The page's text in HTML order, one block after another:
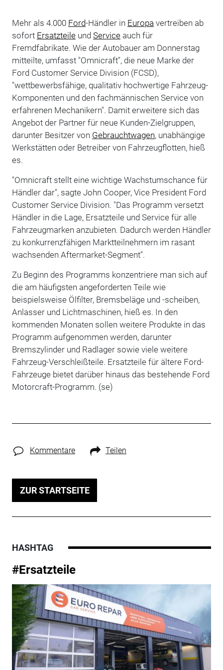
Mehr als 4.000 Ford-Händler in Europa vertreiben ab
sofort Ersatzteileund Serviceauch für
Fremdfabrikate. Wie der Autobauer am Donnerstag
mitteilte, umfasst "Omnicraft", die neue Marke der
Ford Customer Service Division (FCSD),
"wettbewerbsfähige, qualitativ hochwertige Fahrzeug-
Komponenten und den fachmännischen Service von
erfahrenen Mechanikern". Damit erweitere sich das
Angebot der Partner für neue Kunden-Zielgruppen,
darunter Besitzer von Gebrauchtwagen, unabhängige
Werkstätten oder Betreiber von Fahrzeugflotten, hieß
es.
"Omnicraft stellt eine wichtige Wachstumschance für
Händler dar", sagte John Cooper, Vice President Ford
Customer Service Division. "Das Programm versetzt
Händler in die Lage, Ersatzteile und Service für alle
Fahrzeugmarken anzubieten. Dadurch werden Händler
zu konkurrenzfähigen Marktteilnehmern im rasant
wachsenden Aftermarket-Segment".
Zu Beginn des Programms konzentriere man sich auf
die am häufigsten angeforderten Teile wie
beispielsweise Ölfilter, Bremsbeläge und -scheiben,
Anlasser und Lichtmaschinen, hieß es. In den
kommenden Monaten sollen weitere Produkte in das
Programm aufgenommen werden, darunter
Bremszylinder und Radlager sowie viele weitere
Fahrzeug-Verschleißteile. Ersatzteile für ältere Ford-
Fahrzeuge bietet darüber hinaus das bestehende Ford
Motorcraft-Programm. (se)
Kommentare Teilen
ZUR STARTSEITE
HASHTAG
#Ersatzteile